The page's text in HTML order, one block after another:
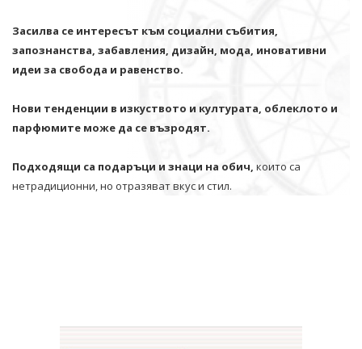
Засилва се интересът към социални събития,
запознанства, забавления, дизайн, мода, иновативни
идеи за свобода и равенство.
Нови тенденции в изкуството и културата, облеклото и
парфюмите може да се възродят.
Подходящи са подаръци и знаци на обич, които са
нетрадиционни, но отразяват вкус и стил.